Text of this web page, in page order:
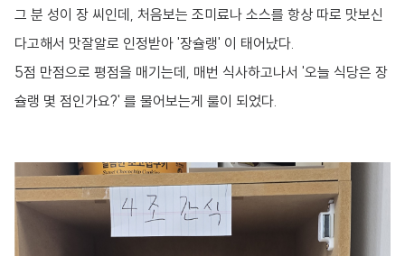
그 분 성이 장 씨인데, 처음보는 조미료나 소스를 항상 따로 맛보신
다고해서 맛잘알로 인정받아 '장슐랭' 이 태어났다.
5점 만점으로 평점을 매기는데, 매번 식사하고나서 '오늘 식당은 장
슐랭 몇 점인가요?' 를 물어보는게 룰이 되었다.